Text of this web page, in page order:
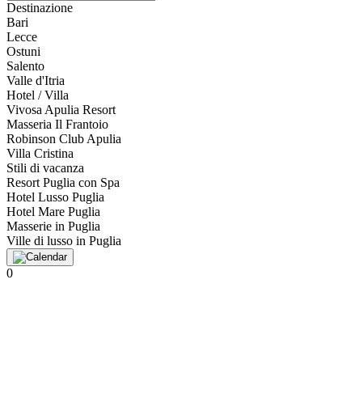
Destinazione
Bari
Lecce
Ostuni
Salento
Valle d'Itria
Hotel / Villa
Vivosa Apulia Resort
Masseria Il Frantoio
Robinson Club Apulia
Villa Cristina
Stili di vacanza
Resort Puglia con Spa
Hotel Lusso Puglia
Hotel Mare Puglia
Masserie in Puglia
Ville di lusso in Puglia
0